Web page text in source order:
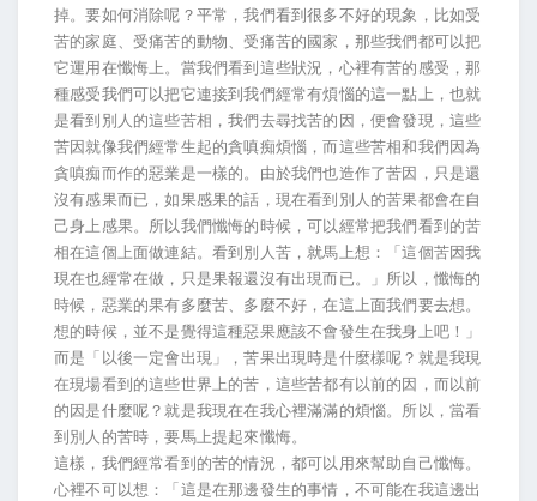
掉。要如何消除呢？平常，我們看到很多不好的現象，比如受
苦的家庭、受痛苦的動物、受痛苦的國家，那些我們都可以把
它運用在懺悔上。當我們看到這些狀況，心裡有苦的感受，那
種感受我們可以把它連接到我們經常有煩惱的這一點上，也就
是看到別人的這些苦相，我們去尋找苦的因，便會發現，這些
苦因就像我們經常生起的貪嗔痴煩惱，而這些苦相和我們因為
貪嗔痴而作的惡業是一樣的。由於我們也造作了苦因，只是還
沒有感果而已，如果感果的話，現在看到別人的苦果都會在自
己身上感果。所以我們懺悔的時候，可以經常把我們看到的苦
相在這個上面做連結。看到別人苦，就馬上想：「這個苦因我
現在也經常在做，只是果報還沒有出現而已。」所以，懺悔的
時候，惡業的果有多麼苦、多麼不好，在這上面我們要去想。
想的時候，並不是覺得這種惡果應該不會發生在我身上吧！」
而是「以後一定會出現」，苦果出現時是什麼樣呢？就是我現
在現場看到的這些世界上的苦，這些苦都有以前的因，而以前
的因是什麼呢？就是我現在在我心裡滿滿的煩惱。所以，當看
到別人的苦時，要馬上提起來懺悔。
這樣，我們經常看到的苦的情況，都可以用來幫助自己懺悔。
心裡不可以想：「這是在那邊發生的事情，不可能在我這邊出